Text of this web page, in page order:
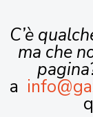
C’è
ma che
a